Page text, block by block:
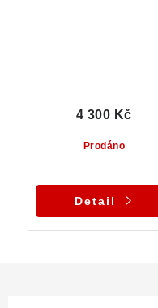
Prodáno
4 300 Kč
Detail